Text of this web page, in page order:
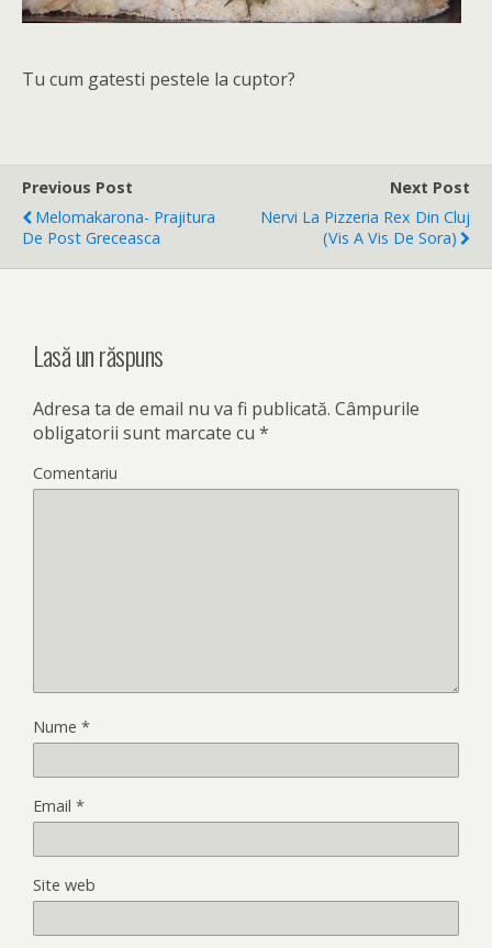
Tu cum gatesti pestele la cuptor?
Previous Post
Melomakarona- Prajitura
De Post Greceasca
Next Post
Nervi La Pizzeria Rex Din Cluj
(vis A Vis De Sora)
Lasă un răspuns
Adresa ta de email nu va fi publicată. Câmpurile
obligatorii sunt marcate cu *
Comentariu
Nume *
Email *
Site web